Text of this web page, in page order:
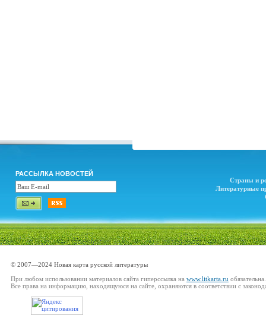
РАССЫЛКА НОВОСТЕЙ
Страны и
Литературные
© 2007—2024 Новая карта русской литературы
При любом использовании материалов сайта гиперссылка на www.litkarta.ru обязательна.
Все права на информацию, находящуюся на сайте, охраняются в соответствии с